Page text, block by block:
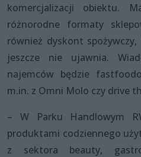
komercjalizacji obiektu.
różnorodne formaty
również dyskont
jeszcze nie ujawnia.
najemców będzie
m.in. z Omni Molo czy drive
– W Parku Handlowym
produktami codziennego
z sektora beauty,